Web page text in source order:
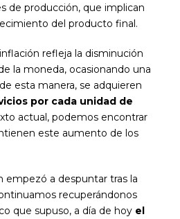
de producción, que implican
del producto final.
refleja la disminución
la moneda, ocasionando una
esta manera, se adquieren
por cada unidad de
actual, podemos encontrar
este aumento de los
empezó a despuntar tras la
recuperándonos
que supuso, a día de hoy el